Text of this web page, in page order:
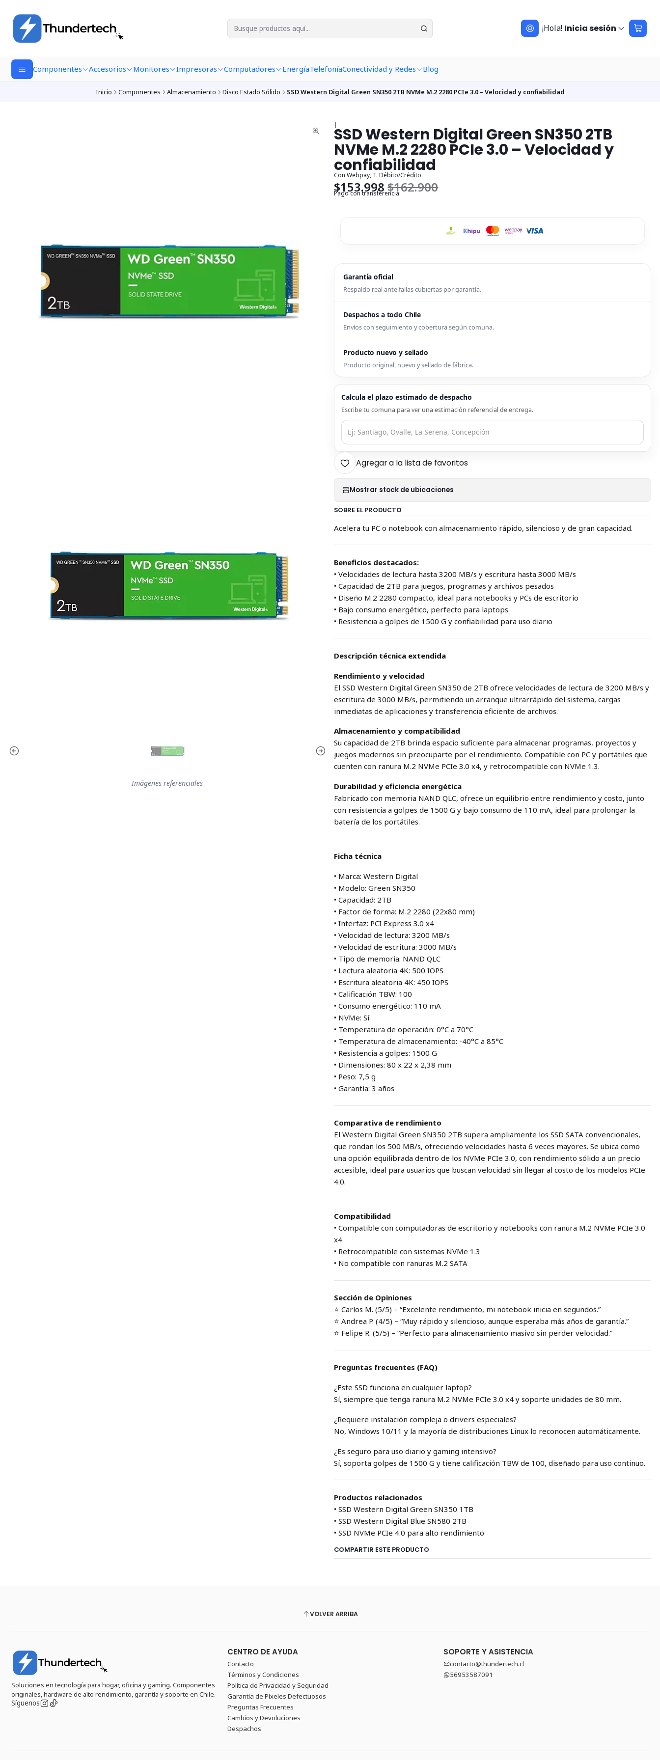
¡Hola! Inicia sesión
Componentes Accesorios Monitores Impresoras Computadores EnergíaTelefoníaConectividad y Redes Blog
Inicio Componentes Almacenamiento Disco Estado Sólido SSD Western Digital Green SN350 2TB NVMe M.2 2280 PCIe 3.0 – Velocidad y confiabilidad
|SSD Western Digital Green SN350 2TB
NVMe M.2 2280 PCIe 3.0 – Velocidad y
confiabilidad
Con Webpay, T. Débito/Crédito.
$153.998$162.900
Pago con transferencia.
Garantía oficial
Respaldo real ante fallas cubiertas por garantía.
Despachos a todo Chile
Envíos con seguimiento y cobertura según comuna.
Producto nuevo y sellado
Producto original, nuevo y sellado de fábrica.
Calcula el plazo estimado de despacho
Escribe tu comuna para ver una estimación referencial de entrega.
Agregar a la lista de favoritos
Mostrar stock de ubicaciones
SOBRE EL PRODUCTO
Acelera tu PC o notebook con almacenamiento rápido, silencioso y de gran capacidad.
Beneficios destacados:
• Velocidades de lectura hasta 3200 MB/s y escritura hasta 3000 MB/s
• Capacidad de 2TB para juegos, programas y archivos pesados
• Diseño M.2 2280 compacto, ideal para notebooks y PCs de escritorio
• Bajo consumo energético, perfecto para laptops
• Resistencia a golpes de 1500 G y confiabilidad para uso diario
Descripción técnica extendida
Rendimiento y velocidad
El SSD Western Digital Green SN350 de 2TB ofrece velocidades de lectura de 3200 MB/s y
escritura de 3000 MB/s, permitiendo un arranque ultrarrápido del sistema, cargas
inmediatas de aplicaciones y transferencia eficiente de archivos.
Almacenamiento y compatibilidad
Su capacidad de 2TB brinda espacio suficiente para almacenar programas, proyectos y
juegos modernos sin preocuparte por el rendimiento. Compatible con PC y portátiles que
cuenten con ranura M.2 NVMe PCIe 3.0 x4, y retrocompatible con NVMe 1.3.
Durabilidad y eficiencia energética
Fabricado con memoria NAND QLC, ofrece un equilibrio entre rendimiento y costo, junto
con resistencia a golpes de 1500 G y bajo consumo de 110 mA, ideal para prolongar la
batería de los portátiles.
Ficha técnica
• Marca: Western Digital
• Modelo: Green SN350
• Capacidad: 2TB
• Factor de forma: M.2 2280 (22x80 mm)
• Interfaz: PCI Express 3.0 x4
• Velocidad de lectura: 3200 MB/s
• Velocidad de escritura: 3000 MB/s
• Tipo de memoria: NAND QLC
• Lectura aleatoria 4K: 500 IOPS
• Escritura aleatoria 4K: 450 IOPS
• Calificación TBW: 100
• Consumo energético: 110 mA
• NVMe: Sí
• Temperatura de operación: 0°C a 70°C
• Temperatura de almacenamiento: -40°C a 85°C
• Resistencia a golpes: 1500 G
• Dimensiones: 80 x 22 x 2,38 mm
• Peso: 7,5 g
• Garantía: 3 años
Comparativa de rendimiento
El Western Digital Green SN350 2TB supera ampliamente los SSD SATA convencionales,
que rondan los 500 MB/s, ofreciendo velocidades hasta 6 veces mayores. Se ubica como
una opción equilibrada dentro de los NVMe PCIe 3.0, con rendimiento sólido a un precio
accesible, ideal para usuarios que buscan velocidad sin llegar al costo de los modelos PCIe
4.0.
Compatibilidad
• Compatible con computadoras de escritorio y notebooks con ranura M.2 NVMe PCIe 3.0
x4
• Retrocompatible con sistemas NVMe 1.3
• No compatible con ranuras M.2 SATA
Sección de Opiniones
⭐ Carlos M. (5/5) – “Excelente rendimiento, mi notebook inicia en segundos.”
⭐ Andrea P. (4/5) – “Muy rápido y silencioso, aunque esperaba más años de garantía.”
⭐ Felipe R. (5/5) – “Perfecto para almacenamiento masivo sin perder velocidad.”
Preguntas frecuentes (FAQ)
¿Este SSD funciona en cualquier laptop?
Sí, siempre que tenga ranura M.2 NVMe PCIe 3.0 x4 y soporte unidades de 80 mm.
¿Requiere instalación compleja o drivers especiales?
No, Windows 10/11 y la mayoría de distribuciones Linux lo reconocen automáticamente.
¿Es seguro para uso diario y gaming intensivo?
Sí, soporta golpes de 1500 G y tiene calificación TBW de 100, diseñado para uso continuo.
Productos relacionados
• SSD Western Digital Green SN350 1TB
• SSD Western Digital Blue SN580 2TB
• SSD NVMe PCIe 4.0 para alto rendimiento
COMPARTIR ESTE PRODUCTO
VOLVER ARRIBA
Soluciones en tecnología para hogar, oficina y gaming. Componentes
originales, hardware de alto rendimiento, garantía y soporte en Chile.
Síguenos
CENTRO DE AYUDA
Contacto
Términos y Condiciones
Política de Privacidad y Seguridad
Garantía de Píxeles Defectuosos
Preguntas Frecuentes
Cambios y Devoluciones
Despachos
SOPORTE Y ASISTENCIA
contacto@thundertech.cl
56953587091